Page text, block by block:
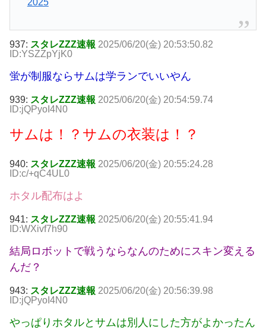
937: スタレZZZ速報 2025/06/20(金) 20:53:50.82
ID:YSZZpYjK0
蛍が制服ならサムは学ランでいいやん
939: スタレZZZ速報 2025/06/20(金) 20:54:59.74
ID:jQPyoI4N0
サムは！？サムの衣装は！？
940: スタレZZZ速報 2025/06/20(金) 20:55:24.28
ID:c/+qC4UL0
ホタル配布はよ
941: スタレZZZ速報 2025/06/20(金) 20:55:41.94
ID:WXivf7h90
結局ロボットで戦うならなんのためにスキン変える
んだ？
943: スタレZZZ速報 2025/06/20(金) 20:56:39.98
ID:jQPyoI4N0
やっぱりホタルとサムは別人にした方がよかったん